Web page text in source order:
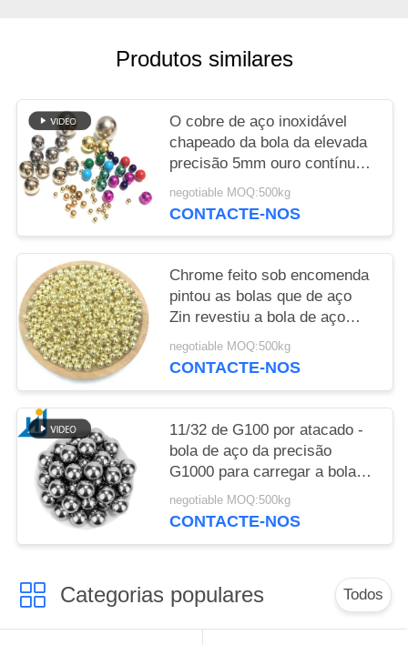
Produtos similares
O cobre de aço inoxidável
chapeado da bola da elevada
precisão 5mm ouro contínuo
chapeou as bolas de aço
negotiable MOQ:500kg
CONTACTE-NOS
Chrome feito sob encomenda
pintou as bolas que de aço
Zin revestiu a bola de aço
contínua folheado a níquel do
ferro do metal da bola de aço
negotiable MOQ:500kg
CONTACTE-NOS
11/32 de G100 por atacado -
bola de aço da precisão
G1000 para carregar a bola
de aço carbono redonda
endurecida 1010 1015
negotiable MOQ:500kg
CONTACTE-NOS
Categorias populares Todos